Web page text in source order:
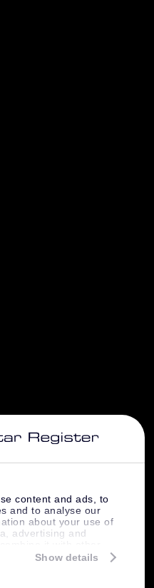
content and ads, to
and to analyse our
about your use of
advertising and
to them or that
Show details